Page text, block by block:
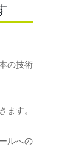
の技術
ます。
ルへの